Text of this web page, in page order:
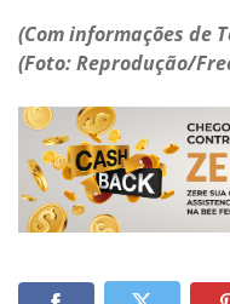
(Com informações de
(Foto: Reprodução/